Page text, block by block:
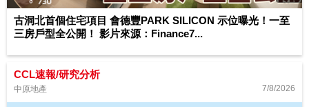
古洞北首個住宅項目 會德豐PARK SILICON 示位曝光！一至
三房戶型全公開！ 影片來源：Finance7...
CCL速報/研究分析
中原地產 7/8/2026